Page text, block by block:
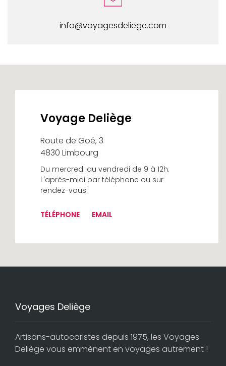
info@voyagesdeliege.com
Voyage Deliège
Route de Goé, 3
4830 Limbourg
Du mercredi au vendredi de 9 à 12h.
L'après-midi par téléphone ou sur
rendez-vous.
TÉLÉPHONE EMAIL
Voyages Deliège
Artisans-autocaristes depuis 1975, les Voyages
Deliège vous emmènent en voyages autrement !